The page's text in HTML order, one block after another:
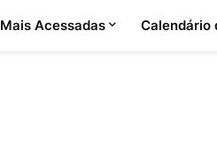
Mais Acessadas Calendário